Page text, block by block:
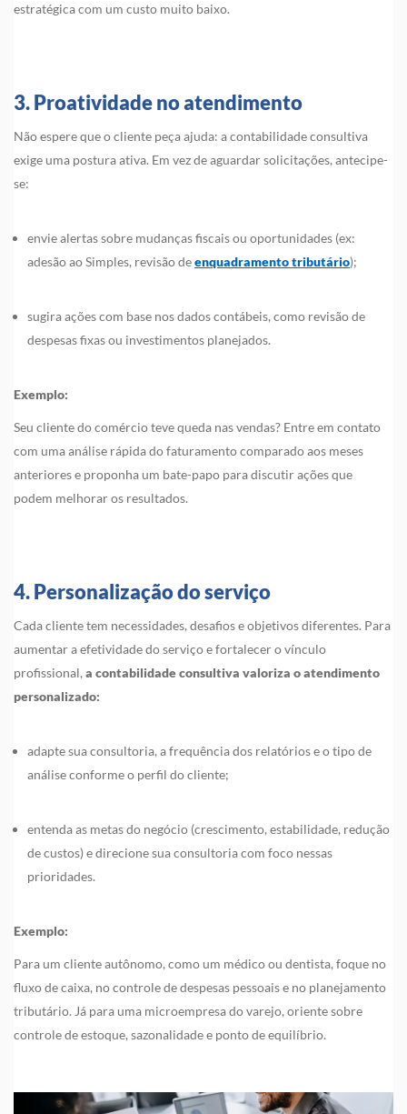
estratégica com um custo muito baixo.
3. Proatividade no atendimento
Não espere que o cliente peça ajuda: a contabilidade consultiva
exige uma postura ativa. Em vez de aguardar solicitações, antecipe-
se:
envie alertas sobre mudanças fiscais ou oportunidades (ex:
adesão ao Simples, revisão deenquadramento tributário);
sugira ações com base nos dados contábeis, como revisão de
despesas fixas ou investimentos planejados.
Exemplo:
Seu cliente do comércio teve queda nas vendas? Entre em contato
com uma análise rápida do faturamento comparado aos meses
anteriores e proponha um bate-papo para discutir ações que
podem melhorar os resultados.
4. Personalização do serviço
Cada cliente tem necessidades, desafios e objetivos diferentes. Para
aumentar a efetividade do serviço e fortalecer o vínculo
profissional, a contabilidade consultiva valoriza o atendimento
personalizado:
adapte sua consultoria, a frequência dos relatórios e o tipo de
análise conforme o perfil do cliente;
entenda as metas do negócio (crescimento, estabilidade, redução
de custos) e direcione sua consultoria com foco nessas
prioridades.
Exemplo:
Para um cliente autônomo, como um médico ou dentista, foque no
fluxo de caixa, no controle de despesas pessoais e no planejamento
tributário. Já para uma microempresa do varejo, oriente sobre
controle de estoque, sazonalidade e ponto de equilíbrio.